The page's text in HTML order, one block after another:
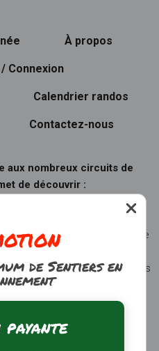
À propos
Connexion
Calendrier randos
Contactez-nous
aux nombreux circuits de
de découvrir :
(sites et milieux naturels,
garants du savoir-faire
tout ce patrimoine par des
culturelles
dans leur hébergement, à
de Sentiers en